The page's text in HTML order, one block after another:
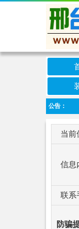
公告：
当前
信息
联系
防骗